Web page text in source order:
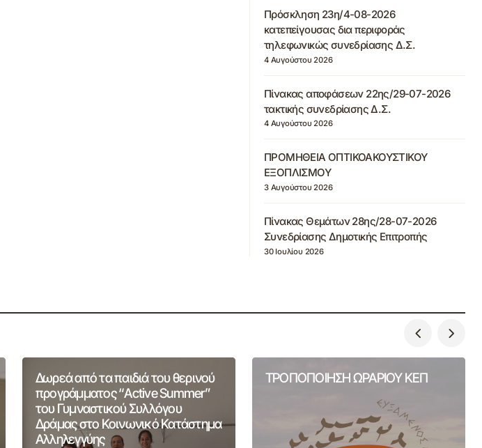
Πρόσκληση 23η/4-08-2026
κατεπείγουσας δια περιφοράς
τηλεφωνικώς συνεδρίασης Δ.Σ.
4 Αυγούστου 2026
Πίνακας αποφάσεων 22ης/29-07-2026
τακτικής συνεδρίασης Δ.Σ.
4 Αυγούστου 2026
ΠΡΟΜΗΘΕΙΑ ΟΠΤΙΚΟΑΚΟΥΣΤΙΚΟΥ
ΕΞΟΠΛΙΣΜΟΥ
3 Αυγούστου 2026
Πίνακας Θεμάτων 28ης/28-07-2026
Συνεδρίασης Δημοτικής Επιτροπής
30 Ιουλίου 2026
Δωρεά από τα παιδιά του θερινού
προγράμματος “Active Summer”
του Γυμναστικού Συλλόγου
Δράμας στο Κοινωνικό Κατάστημα
Αλληλεγγύης
ΤΡΟΠΟΠΟΙΗΣΗ ΩΡΑΡΙΟΥ ΚΕΠ